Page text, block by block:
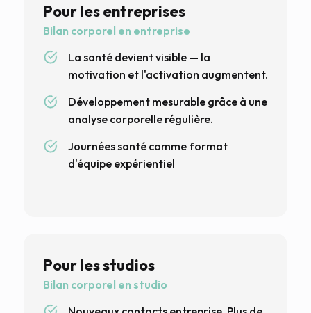
Pour les entreprises
Bilan corporel en entreprise
La santé devient visible — la
motivation et l'activation augmentent.
Développement mesurable grâce à une
analyse corporelle régulière.
Journées santé comme format
d'équipe expérientiel
Pour les studios
Bilan corporel en studio